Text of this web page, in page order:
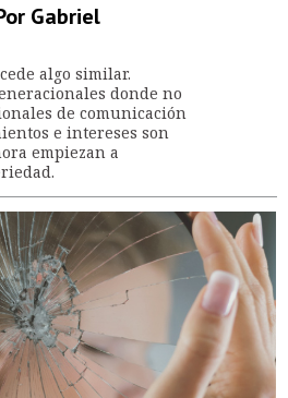
Gabriel
algo similar.
donde no
de comunicación
e intereses son
empiezan a